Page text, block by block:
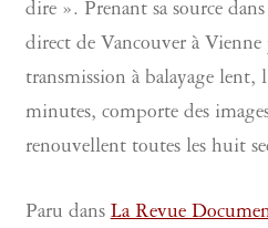
dire ». Prenant sa source
direct de Vancouver à
transmission à balayage
minutes, comporte des
renouvellent toutes les huit
Paru dansLa Revue